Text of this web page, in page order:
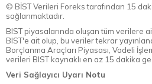
© BİST Verileri Foreks tarafından 15
sağlanmaktadır.
BIST piyasalarında oluşan tüm verilere
BIST'e ait olup, bu veriler tekrar
Borçlanma Araçları Piyasası, Vadeli
verileri BIST kaynaklı en az 15 dakika
Veri Sağlayıcı Uyarı Notu